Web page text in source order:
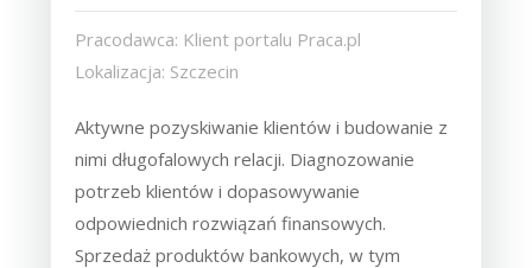
Pracodawca: Klient portalu Praca.pl
Lokalizacja: Szczecin
Aktywne pozyskiwanie klientów i budowanie z
nimi długofalowych relacji. Diagnozowanie
potrzeb klientów i dopasowywanie
odpowiednich rozwiązań finansowych.
Sprzedaż produktów bankowych, w tym